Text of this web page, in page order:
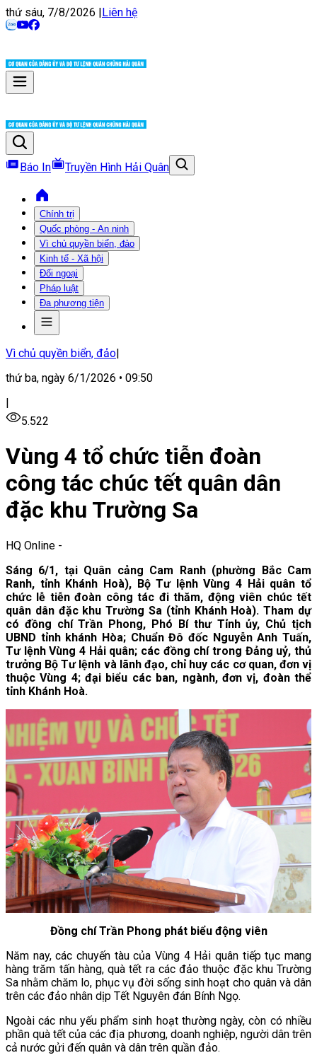
thứ sáu, 7/8/2026 |Liên hệ
Báo In Truyền Hình Hải Quân
Chính trị
Quốc phòng - An ninh
Vì chủ quyền biển, đảo
Kinh tế - Xã hội
Đối ngoại
Pháp luật
Đa phương tiện
Vì chủ quyền biển, đảo|
thứ ba, ngày 6/1/2026 • 09:50
|
5.522
Vùng 4 tổ chức tiễn đoàn
công tác chúc tết quân dân
đặc khu Trường Sa
HQ Online -
Sáng 6/1, tại Quân cảng Cam Ranh (phường Bắc Cam
Ranh, tỉnh Khánh Hoà), Bộ Tư lệnh Vùng 4 Hải quân tổ
chức lễ tiễn đoàn công tác đi thăm, động viên chúc tết
quân dân đặc khu Trường Sa (tỉnh Khánh Hoà). Tham dự
có đồng chí Trần Phong, Phó Bí thư Tỉnh ủy, Chủ tịch
UBND tỉnh khánh Hòa; Chuẩn Đô đốc Nguyễn Anh Tuấn,
Tư lệnh Vùng 4 Hải quân; các đồng chí trong Đảng uỷ, thủ
trưởng Bộ Tư lệnh và lãnh đạo, chỉ huy các cơ quan, đơn vị
thuộc Vùng 4; đại biểu các ban, ngành, đơn vị, đoàn thể
tỉnh Khánh Hoà.
Đồng chí Trần Phong phát biểu động viên
Năm nay, các chuyến tàu của Vùng 4 Hải quân tiếp tục mang
hàng trăm tấn hàng, quà tết ra các đảo thuộc đặc khu Trường
Sa nhằm chăm lo, phục vụ đời sống sinh hoạt cho quân và dân
trên các đảo nhân dịp Tết Nguyên đán Bính Ngọ.
Ngoài các nhu yếu phẩm sinh hoạt thường ngày, còn có nhiều
phần quà tết của các địa phương, doanh nghiệp, người dân trên
cả nước gửi đến quân và dân trên quần đảo.